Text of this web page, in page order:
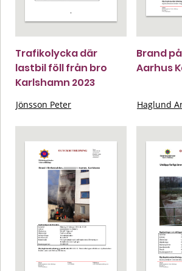
Trafikolycka där
lastbil föll från bro
Karlshamn 2023
Jönsson Peter
Brand
Aarhus
Haglund